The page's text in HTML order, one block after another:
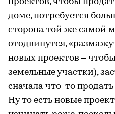
доме, потребуется
сторона той же самой
отодвинутся,
новых проектов –
земельные участки),
сначала что-то
Ну то есть новые